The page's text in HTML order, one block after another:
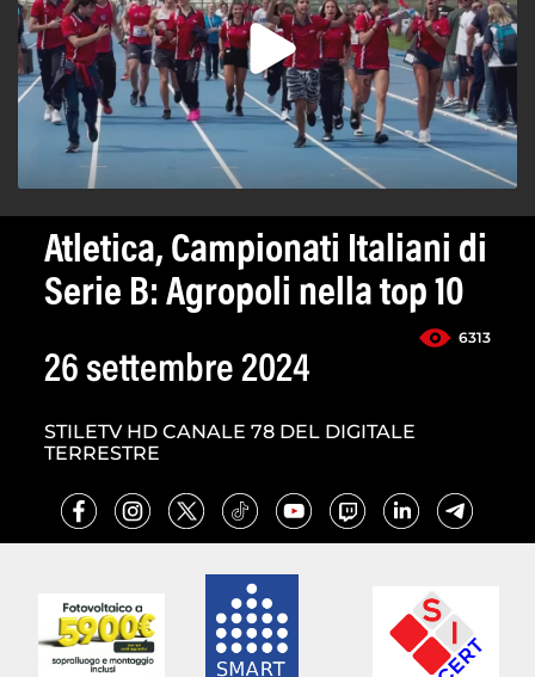
Atletica, Campionati Italiani di
Serie B: Agropoli nella top 10
6313
26 settembre 2024
STILETV HD CANALE 78 DEL DIGITALE
TERRESTRE